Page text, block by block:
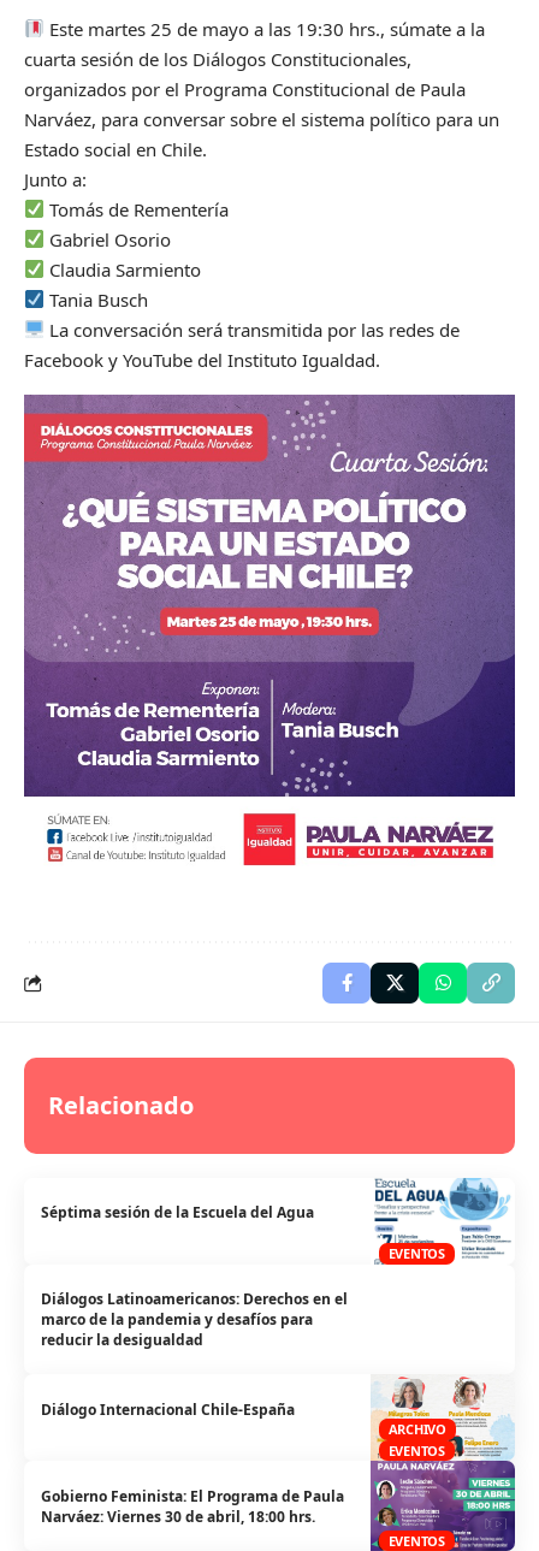
Este martes 25 de mayo a las 19:30 hrs., súmate a la
cuarta sesión de los Diálogos Constitucionales,
organizados por el Programa Constitucional de Paula
Narváez, para conversar sobre el sistema político para un
Estado social en Chile.
Junto a:
Tomás de Rementería
Gabriel Osorio
Claudia Sarmiento
Tania Busch
La conversación será transmitida por las redes de
Facebook y YouTube del Instituto Igualdad.
Relacionado
EVENTOS
Séptima sesión de la Escuela del Agua
Diálogos Latinoamericanos: Derechos en el
marco de la pandemia y desafíos para
reducir la desigualdad
ARCHIVO
EVENTOS
Diálogo Internacional Chile-España
EVENTOS
Gobierno Feminista: El Programa de Paula
Narváez: Viernes 30 de abril, 18:00 hrs.